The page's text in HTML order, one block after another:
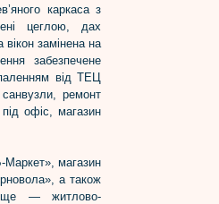
каркаса з
цеглою, дах
замінена на
забезпечене
від ТЕЦ
ремонт
під офіс, магазин
Маркет», магазин
а також
— житлово-